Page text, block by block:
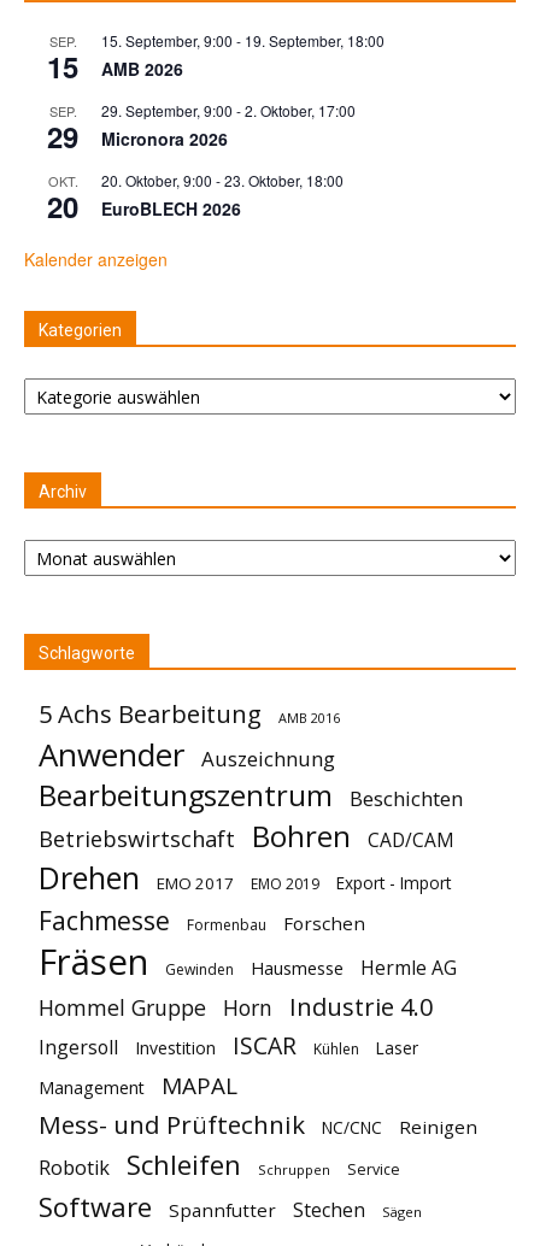
SEP.
15
15. September, 9:00 - 19. September, 18:00
AMB 2026
SEP.
29
29. September, 9:00 -2. Oktober, 17:00
Micronora 2026
OKT.
20
20. Oktober, 9:00 -23. Oktober, 18:00
EuroBLECH 2026
Kalender anzeigen
Kategorien
Kategorien
Archiv
Archiv
Schlagworte
5 Achs Bearbeitung AMB 2016
Anwender Auszeichnung
Bearbeitungszentrum Beschichten
Betriebswirtschaft Bohren CAD/CAM
Drehen EMO 2017 EMO 2019 Export - Import
Fachmesse Formenbau Forschen
Fräsen Gewinden Hausmesse Hermle AG
Hommel Gruppe Horn Industrie 4.0
Ingersoll Investition ISCAR Kühlen
Laser
Management
MAPAL
Mess- und Prüftechnik NC/CNC Reinigen
Robotik Schleifen Schruppen Service
Software Spannfutter Stechen Sägen